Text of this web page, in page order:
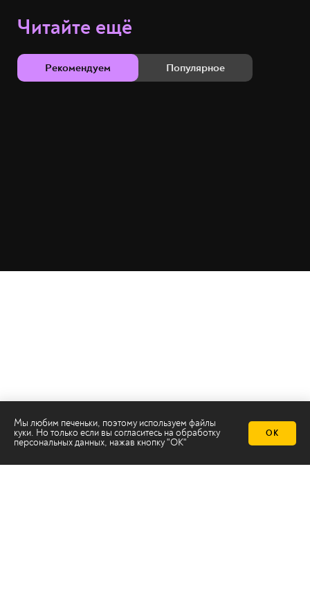
Читайте ещё
Рекомендуем Популярное
Мы любим печеньки, поэтому используем файлы
куки. Но только если вы согласитесь на обработку
персональных данных, нажав кнопку "ОК"
ОК